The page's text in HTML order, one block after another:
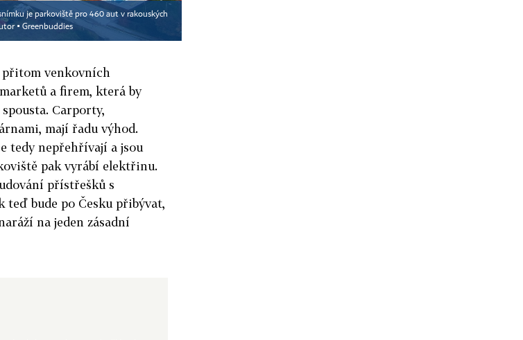
je parkoviště pro 460 aut v rakouských
▪ Greenbuddies
venkovních
a firem, která by
Carporty,
mají řadu výhod.
tedy nepřehřívají a jsou
pak vyrábí elektřinu.
přístřešků s
bude po Česku přibývat,
na jeden zásadní